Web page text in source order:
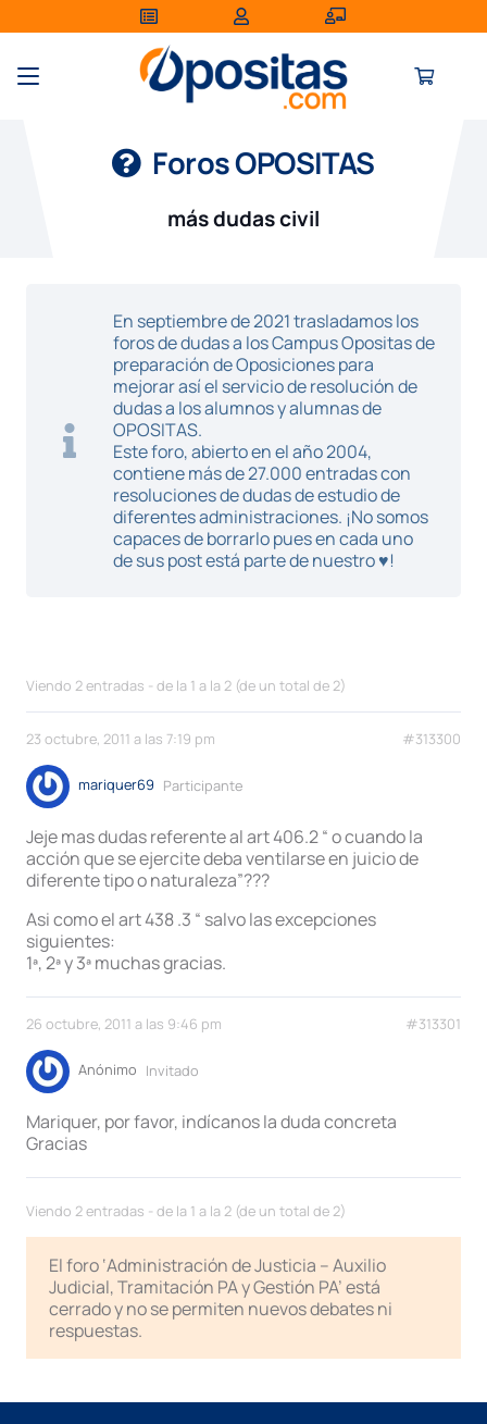
Foros OPOSITAS
más dudas civil
En septiembre de 2021 trasladamos los
foros de dudas a los Campus Opositas de
preparación de Oposiciones para
mejorar así el servicio de resolución de
dudas a los alumnos y alumnas de
OPOSITAS.
Este foro, abierto en el año 2004,
contiene más de 27.000 entradas con
resoluciones de dudas de estudio de
diferentes administraciones. ¡No somos
capaces de borrarlo pues en cada uno
de sus post está parte de nuestro ♥!
Viendo 2 entradas - de la 1 a la 2 (de un total de 2)
23 octubre, 2011 a las 7:19 pm #313300
mariquer69 Participante
Jeje mas dudas referente al art 406.2 “ o cuando la
acción que se ejercite deba ventilarse en juicio de
diferente tipo o naturaleza”???
Asi como el art 438 .3 “ salvo las excepciones
siguientes:
1ª, 2ª y 3ª muchas gracias.
26 octubre, 2011 a las 9:46 pm #313301
Anónimo Invitado
Mariquer, por favor, indícanos la duda concreta
Gracias
Viendo 2 entradas - de la 1 a la 2 (de un total de 2)
El foro ‘Administración de Justicia – Auxilio
Judicial, Tramitación PA y Gestión PA’ está
cerrado y no se permiten nuevos debates ni
respuestas.